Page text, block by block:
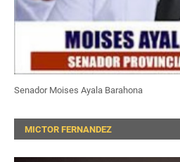
Senador Moises Ayala Barahona
MICTOR FERNANDEZ